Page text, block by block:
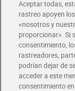
Envío estandar por
Glovo y Uber Eats
Solicita tu factura
Únete al CLUB Dia
Disfruta las
Descárgate la APP
Aceptar todas,
rastreo apoyen
«nosotros y
proporcionar». Si
consentimiento,
rastreadores,
podrían dejar de
acceder a este
consentimiento